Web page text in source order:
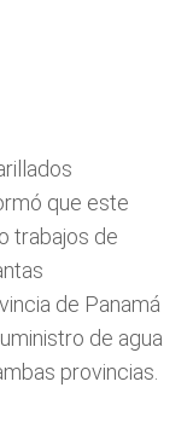
que este
trabajos de
de Panamá
de agua
provincias.